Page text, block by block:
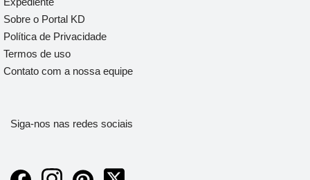
Sobre o Portal KD
Política de Privacidade
Termos de uso
Contato com a nossa equipe
Siga-nos nas redes sociais